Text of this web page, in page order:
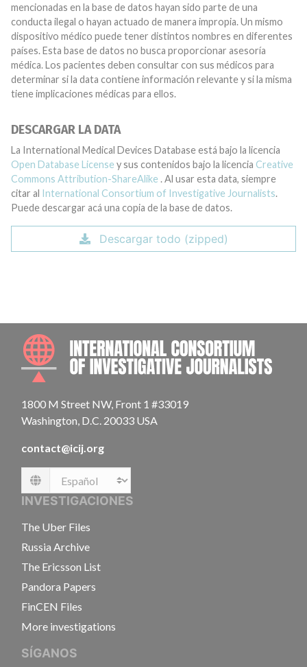
mencionadas en la base de datos hayan sido parte de una
conducta ilegal o hayan actuado de manera impropia. Un mismo
dispositivo médico puede tener distintos nombres en diferentes
países. Esta base de datos no busca proporcionar asesoría
médica. Los pacientes deben consultar con sus médicos para
determinar si la data contiene información relevante y si la misma
tiene implicaciones médicas para ellos.
DESCARGAR LA DATA
La International Medical Devices Database está bajo la licencia
Open Database License y sus contenidos bajo la licencia Creative
Commons Attribution-ShareAlike . Al usar esta data, siempre
citar al International Consortium of Investigative Journalists.
Puede descargar acá una copia de la base de datos.
Descargar todo (zipped)
1800 M Street NW, Front 1 #33019
Washington, D.C. 20033 USA
contact@icij.org
Language
INVESTIGACIONES
The Uber Files
Russia Archive
The Ericsson List
Pandora Papers
FinCEN Files
More investigations
SÍGANOS